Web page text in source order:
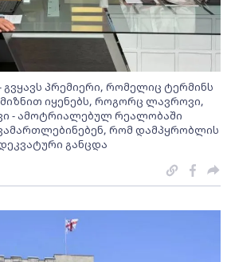
პრემიერი, რომელიც ტერმინს
მიზნით იყენებს, როგორც ლავროვი,
- ამოტრიალებულ რეალობაში
რომ დამპყრობლის
განცდა